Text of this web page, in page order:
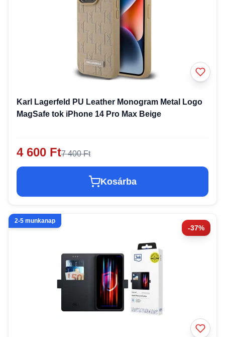
Karl Lagerfeld PU Leather Monogram Metal Logo
MagSafe tok iPhone 14 Pro Max Beige
4 600 Ft7 400 Ft
Kosárba
-37%
2-5 munkanap